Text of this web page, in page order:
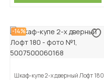
-14%
Шкаф-купе 2-х дверный Лофт 180